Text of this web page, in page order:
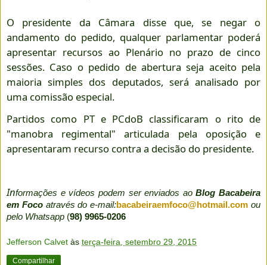
O presidente da Câmara disse que, se negar o
andamento do pedido, qualquer parlamentar poderá
apresentar recursos ao Plenário no prazo de cinco
sessões. Caso o pedido de abertura seja aceito pela
maioria simples dos deputados, será analisado por
uma comissão especial.
Partidos como PT e PCdoB classificaram o rito de
"manobra regimental" articulada pela oposição e
apresentaram recurso contra a decisão do presidente.
Informações e vídeos podem ser enviados aoBlog Bacabeira
em Focoatravés do e-mail:bacabeiraemfoco@hotmail.com ou
pelo Whatsapp (98) 9965-0206
Jefferson Calvet às terça-feira, setembro 29, 2015
Compartilhar